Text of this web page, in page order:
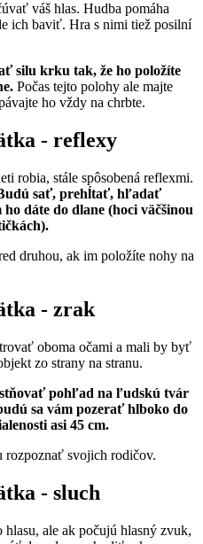
váš hlas. Hudba pomáha
ich baviť. Hra s nimi tiež posilní
silu krku tak, že ho položíte
Počas tejto polohy ale majte
ho vždy na chrbte.
- reflexy
robia, stále spôsobená reflexmi.
sať, prehĺtať, hľadať
dáte do dlane (hoci väčšinou
druhou, ak im položíte nohy na
- zrak
oboma očami a mali by byť
zo strany na stranu.
pohľad na ľudskú tvár
sa vám pozerať hlboko do
asi 45 cm.
rozpoznať svojich rodičov.
- sluch
ale ak počujú hlasný zvuk,